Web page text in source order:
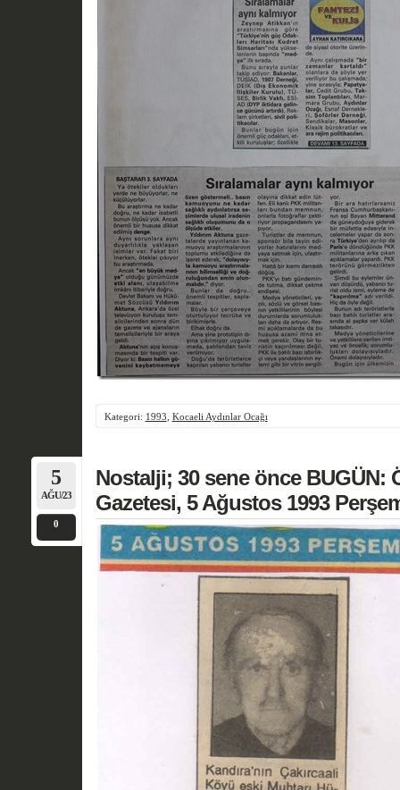
Kategori: 1993 Kocaeli Aydınlar Ocağı
5
AĞU/23
0
Nostalji; 30 sene önce BUGÜN:
Gazetesi, 5 Ağustos 1993